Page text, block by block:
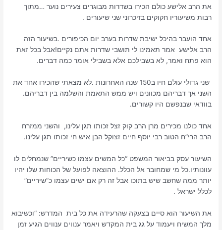
את הרב אלישע כולם הכירו בשדרות מבוגרים צעירים נוער …מתוך
רבות משיעוריו חקוקים בזיכרוני שני שיעורים .
אחד הועבר בהיכל ישיבת שדרות בערב יום הכיפורים .בשיעור הזה
הרב אלישע אמר תאמינו לי תושבי שדרות אתם נקיים!אבל בכל זאת
הוא פתח ואמר, לא בשבילכם אלא בשבילי אומר כמה דברים.
שני גדולי עולם חיו ב150 שנה האחרונות .לא מצאתי שהכירו אחד את
השני אך דבריהם מכוונים ויש ממש התאמת והשלמה בין דבריהם.
בוודאי שבנפשם היו קשורים.
אחד כולנו מכירים מרן הרב קוק זצל זכותו תגן עלינו, והשני ממזרח
הרב הרי”ח הטוב רבי יוסף חיים זצוקל הבן איש חי זכותו תגן עלינו.
השיעור עסק בביאור המשפט “כל המשים עצמו כשיריים” שנמחלים לו
עוונותיו.כל מי שמחובר אל הכלל. ההוצאה לפועל של הכוחות שלו יהיו
יותר ממה שחשב שיש בתוכו אבל זה רק אם ישים עצמו כ”שיריים”
לכלל ישראל .
את השיעור הוא סיים בצעקה שהרעידה את כל בית המדרש: “וכשיבוא
מלך המשיח ויעמוד על גג בית המקדש ויאמר ענווים ענווים הגיע זמן